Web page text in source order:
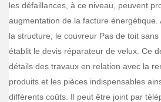
les défaillances, à ce niveau, peuvent
augmentation de la facture énergétique.
la structure, le couvreur Pas de toit
établit le devis réparateur de velux. Ce
détails des travaux en relation avec la
produits et les pièces indispensables
différents coûts. Il peut être joint par